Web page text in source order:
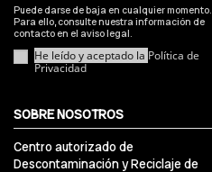
Puede darse de baja en cualquier momento.
Para ello, consulte nuestra información de
contacto en el aviso legal.
He leído y aceptado la Política de
Privacidad
SOBRE NOSOTROS
Centro autorizado de
Descontaminación y Reciclaje de